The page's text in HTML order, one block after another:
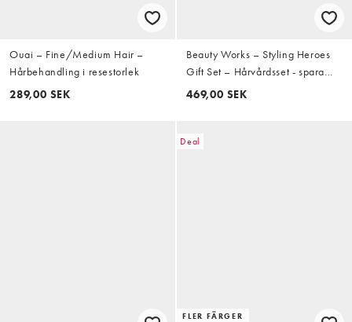
Ouai – Fine/Medium Hair –
Hårbehandling i resestorlek
289,00 SEK
Beauty Works – Styling Heroes
Gift Set – Hårvårdsset - spara
23%
469,00 SEK
Deal
FLER FÄRGER